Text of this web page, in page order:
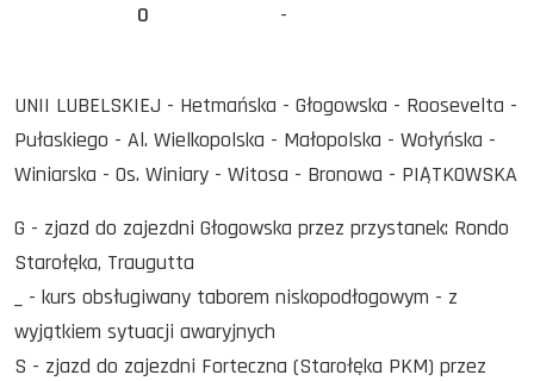
0
-
UNII LUBELSKIEJ - Hetmańska - Głogowska - Roosevelta -
Pułaskiego - Al. Wielkopolska - Małopolska - Wołyńska -
Winiarska - Os. Winiary - Witosa - Bronowa - PIĄTKOWSKA
G - zjazd do zajezdni Głogowska przez przystanek: Rondo
Starołęka, Traugutta
_ - kurs obsługiwany taborem niskopodłogowym - z
wyjątkiem sytuacji awaryjnych
S - zjazd do zajezdni Forteczna (Starołęka PKM) przez